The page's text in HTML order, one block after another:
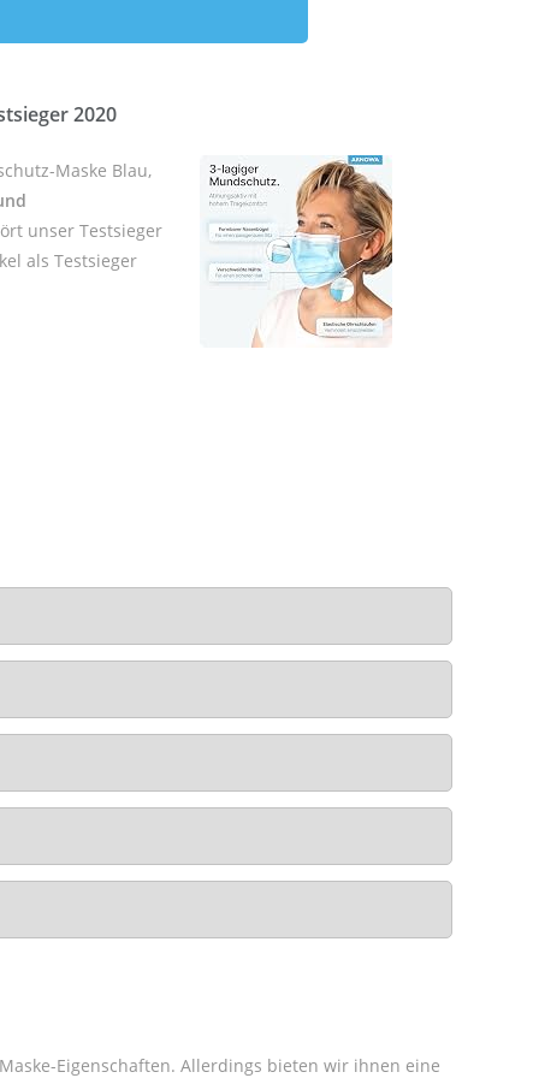
2020
Maske Blau,
unser Testsieger
als Testsieger
Eigenschaften. Allerdings bieten wir ihnen eine